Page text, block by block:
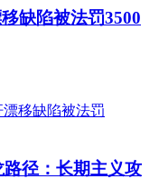
缺陷被法罚3500
径：长期主义攻